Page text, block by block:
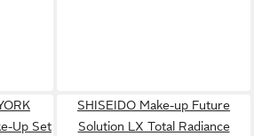
Up Set
SHISEIDO Make-up Future
Solution LX Total Radiance